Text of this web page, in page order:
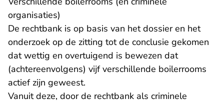
organisaties)
De rechtbank is op basis van het dossier en het
onderzoek op de zitting tot de conclusie gekomen
dat wettig en overtuigend is bewezen dat
(achtereenvolgens) vijf verschillende boilerrooms
actief zijn geweest.
Vanuit deze, door de rechtbank als criminele